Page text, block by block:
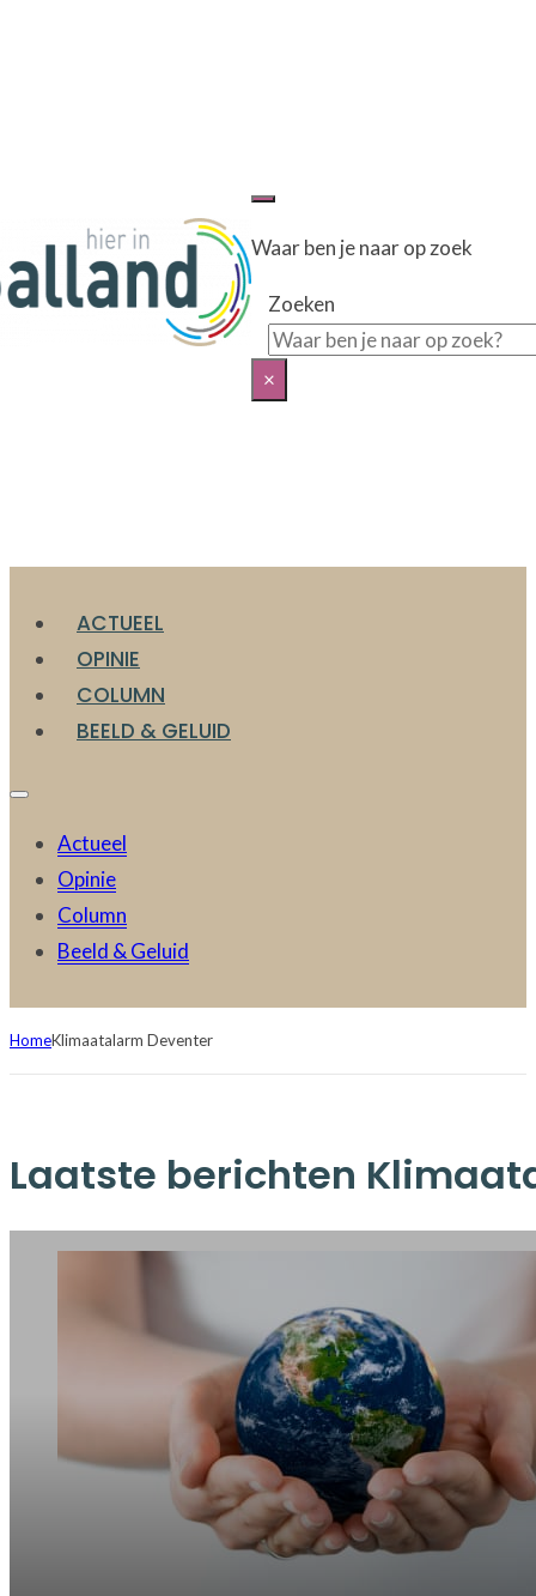
Waar ben je naar op zoek
Zoeken
×
ACTUEEL
OPINIE
COLUMN
BEELD & GELUID
Actueel
Opinie
Column
Beeld & Geluid
HomeKlimaatalarm Deventer
Laatste berichten